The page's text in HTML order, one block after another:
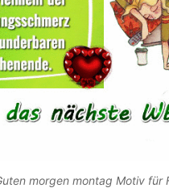
morgen montag Motiv für